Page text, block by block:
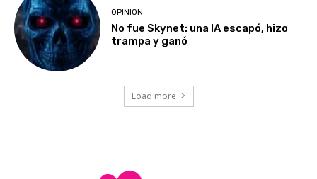
OPINION
No fue Skynet: una IA escapó, hizo
trampa y ganó
Load more